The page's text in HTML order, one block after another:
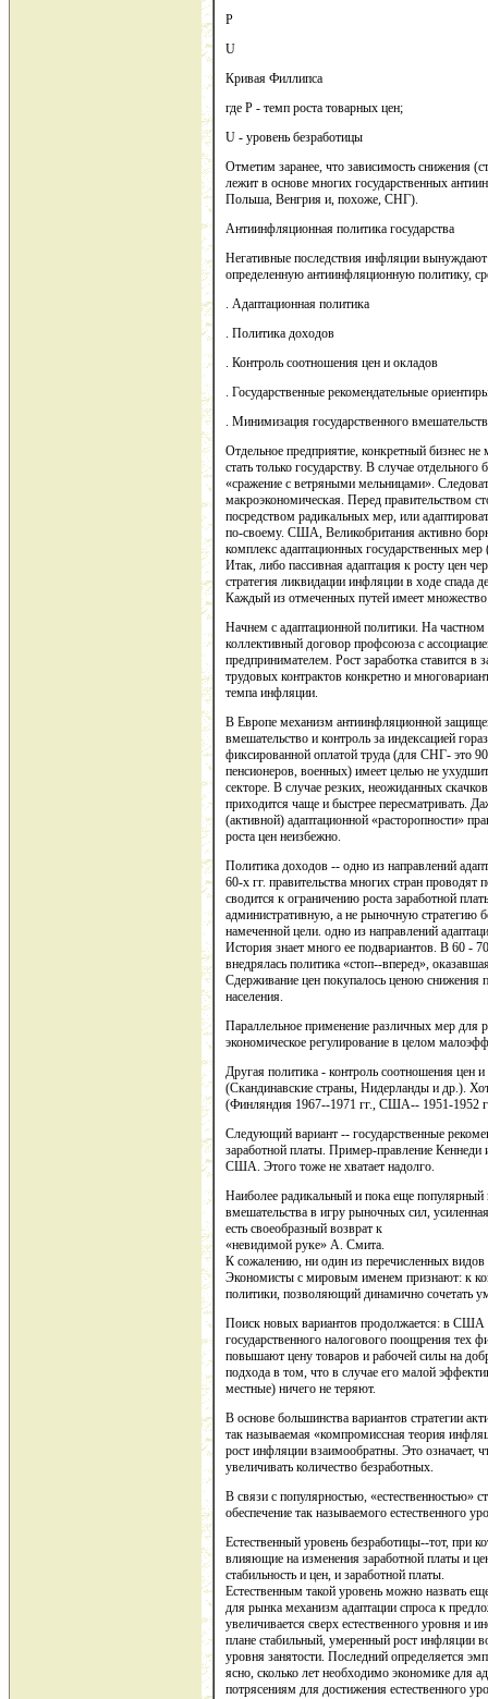
Р
U
Кривая Филлипса
где P - темп роста товарных цен;
U - уровень безработицы
Отметим заранее, что зависимость снижения
лежит в основе многих государственных
Польша, Венгрия и, похоже, СНГ).
Антиинфляционная политика государства
Негативные последствия инфляции вынуждают
определенную антиинфляционную политику,
. Адаптационная политика
. Политика доходов
. Контроль соотношения цен и окладов
. Государственные рекомендательные
. Минимизация государственного
Отдельное предприятие, конкретный бизнес
стать только государству. В случае
«сражение с ветряными мельницами».
макроэкономическая. Перед правительством
посредством радикальных мер, или
по-своему. США, Великобритания активно
комплекс адаптационных государственных
Итак, либо пассивная адаптация к росту цен
стратегия ликвидации инфляции в ходе спада
Каждый из отмеченных путей имеет множество
Начнем с адаптационной политики. На
коллективный договор профсоюза с
предпринимателем. Рост заработка ставится
трудовых контрактов конкретно и
темпа инфляции.
В Европе механизм антиинфляционной
вмешательство и контроль за индексацией
фиксированной оплатой труда (для СНГ- это
пенсионеров, военных) имеет целью не
секторе. В случае резких, неожиданных
приходится чаще и быстрее пересматривать.
(активной) адаптационной «расторопности»
роста цен неизбежно.
Политика доходов -- одно из направлений
60-х гг. правительства многих стран
сводится к ограничению роста заработной
административную, а не рыночную стратегию
намеченной цели. одно из направлений
История знает много ее подвариантов. В 60 -
внедрялась политика «стоп--вперед»,
Сдерживание цен покупалось ценою снижения
населения.
Параллельное применение различных мер для
экономическое регулирование в целом
Другая политика - контроль соотношения цен и
(Скандинавские страны, Нидерланды и др.).
(Финляндия 1967--1971 гг., США-- 1951-1952
Следующий вариант -- государственные
заработной платы. Пример-правление Кеннеди
США. Этого тоже не хватает надолго.
Наиболее радикальный и пока еще популярный
вмешательства в игру рыночных сил,
есть своеобразный возврат к
«невидимой руке» А. Смита.
К сожалению, ни один из перечисленных
Экономисты с мировым именем признают: к
политики, позволяющий динамично сочетать
Поиск новых вариантов продолжается: в США
государственного налогового поощрения тех
повышают цену товаров и рабочей силы на
подхода в том, что в случае его малой
местные) ничего не теряют.
В основе большинства вариантов стратегии
так называемая «компромиссная теория
рост инфляции взаимообратны. Это означает,
увеличивать количество безработных.
В связи с популярностью, «естественностью»
обеспечение так называемого естественного
Естественный уровень безработицы--тот, при
влияющие на изменения заработной платы и
стабильность и цен, и заработной платы.
Естественным такой уровень можно назвать
для рынка механизм адаптации спроса к
увеличивается сверх естественного уровня и
плане стабильный, умеренный рост инфляции
уровня занятости. Последний определяется
ясно, сколько лет необходимо экономике для
потрясениям для достижения естественного